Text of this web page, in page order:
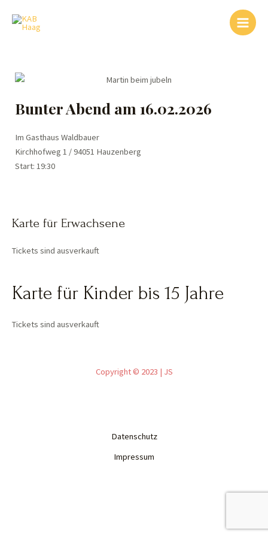
Inhalt
Main
Menu
Bunter Abend am 16.02.2026
Im Gasthaus Waldbauer
Kirchhofweg 1 / 94051 Hauzenberg
Start: 19:30
Karte für Erwachsene
Tickets sind ausverkauft
Karte für Kinder bis 15 Jahre
Tickets sind ausverkauft
Copyright © 2023 | JS
Datenschutz
Impressum